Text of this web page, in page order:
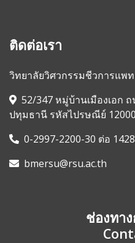
ติดต่อเรา
วิทยาลัยวิศวกรรมชีวการแพ
52/347 หมู่บ้านเมืองเอก
ปทุมธานี รหัสไปรษณีย์ 12000
0-2997-2200-30 ต่อ
bmersu@rsu.ac.th
ช่องทา